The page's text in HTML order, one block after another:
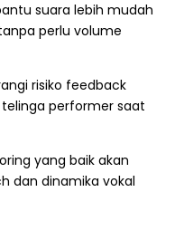
suara lebih mudah
perlu volume
risiko feedback
performer saat
yang baik akan
dan dinamika vokal